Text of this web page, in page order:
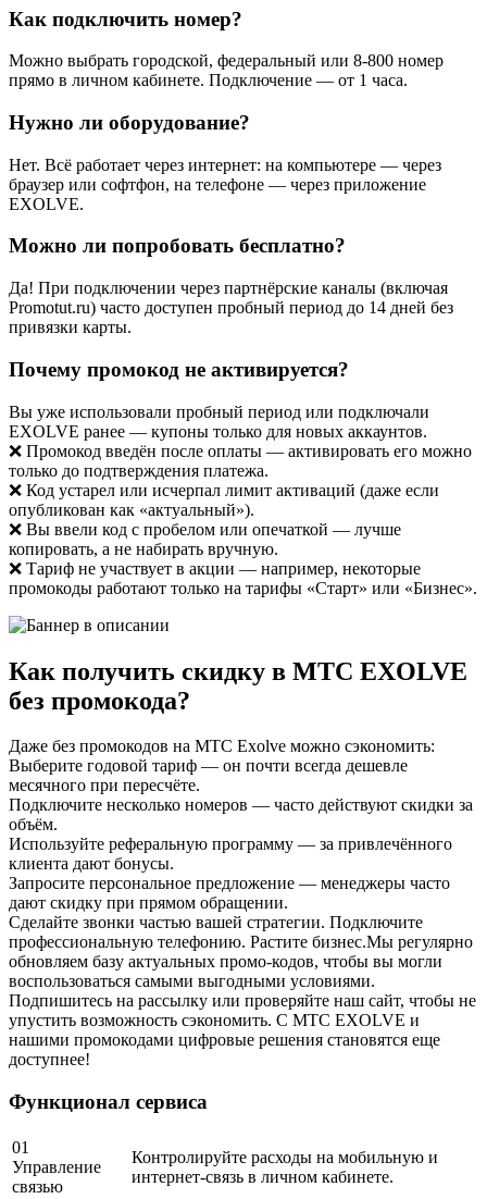
Как подключить номер?
Можно выбрать городской, федеральный или 8-800 номер
прямо в личном кабинете. Подключение — от 1 часа.
Нужно ли оборудование?
Нет. Всё работает через интернет: на компьютере — через
браузер или софтфон, на телефоне — через приложение
EXOLVE.
Можно ли попробовать бесплатно?
Да! При подключении через партнёрские каналы (включая
Promotut.ru) часто доступен пробный период до 14 дней без
привязки карты.
Почему промокод не активируется?
Вы уже использовали пробный период или подключали
EXOLVE ранее — купоны только для новых аккаунтов.
❌ Промокод введён после оплаты — активировать его можно
только до подтверждения платежа.
❌ Код устарел или исчерпал лимит активаций (даже если
опубликован как «актуальный»).
❌ Вы ввели код с пробелом или опечаткой — лучше
копировать, а не набирать вручную.
❌ Тариф не участвует в акции — например, некоторые
промокоды работают только на тарифы «Старт» или «Бизнес».
Как получить скидку в MTC EXOLVE
без промокода?
Даже без промокодов на MTC Exolve можно сэкономить:
Выберите годовой тариф — он почти всегда дешевле
месячного при пересчёте.
Подключите несколько номеров — часто действуют скидки за
объём.
Используйте реферальную программу — за привлечённого
клиента дают бонусы.
Запросите персональное предложение — менеджеры часто
дают скидку при прямом обращении.
Сделайте звонки частью вашей стратегии. Подключите
профессиональную телефонию. Растите бизнес.Мы регулярно
обновляем базу актуальных промо-кодов, чтобы вы могли
воспользоваться самыми выгодными условиями.
Подпишитесь на рассылку или проверяйте наш сайт, чтобы не
упустить возможность сэкономить. С MTC EXOLVE и
нашими промокодами цифровые решения становятся еще
доступнее!
Функционал сервиса
01
Управление
связью
Контролируйте расходы на мобильную и
интернет-связь в личном кабинете.